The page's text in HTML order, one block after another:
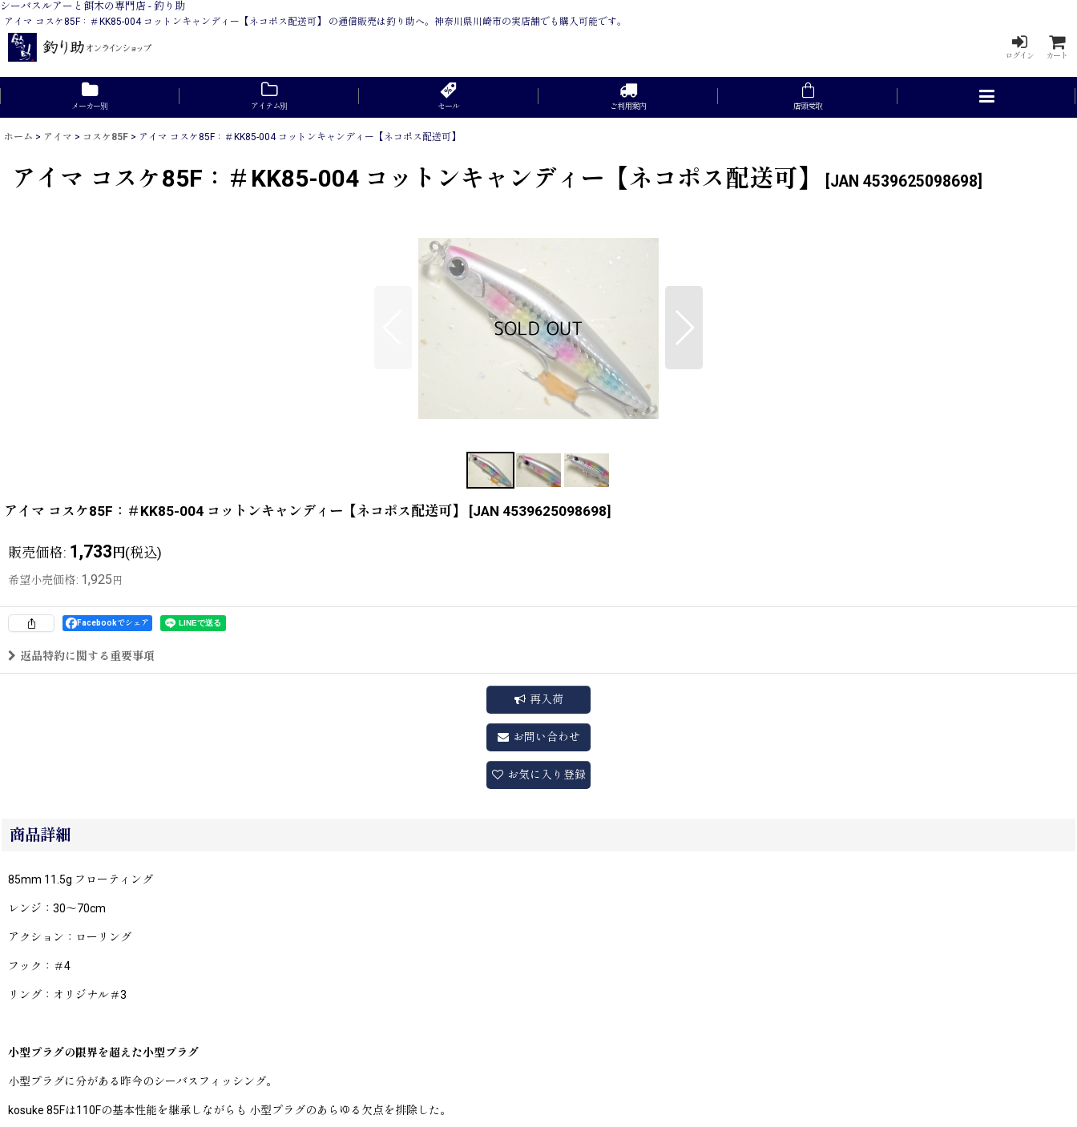
シーバスルアーと餌木の専門店 - 釣り助
アイマ コスケ85F：＃KK85-004 コットンキャンディー【ネコポス配送可】 の通信販売は釣り助へ。神奈川県川崎市の実店舗でも購入可能です。
ログイン カート
メーカー別 アイテム別 セール ご利用案内 店頭受取
ホーム > アイマ > コスケ85F > アイマ コスケ85F：＃KK85-004 コットンキャンディー【ネコポス配送可】
アイマ コスケ85F：＃KK85-004 コットンキャンディー【ネコポス配送可】 JAN 4539625098698
アイマ コスケ85F：＃KK85-004 コットンキャンディー【ネコポス配送可】 [JAN 4539625098698]
販売価格: 1,733円(税込)
希望小売価格: 1,925 円
Facebookでシェア
返品特約に関する重要事項
再入荷
お問い合わせ
お気に入り登録
商品詳細
85mm 11.5g フローティング
レンジ：30〜70cm
アクション：ローリング
フック：＃4
リング：オリジナル＃3
小型プラグの限界を超えた小型プラグ
小型プラグに分がある昨今のシーバスフィッシング。
kosuke 85Fは110Fの基本性能を継承しながらも 小型プラグのあらゆる欠点を排除した。